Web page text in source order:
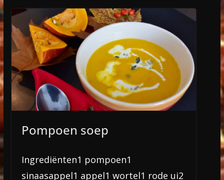
Pompoen soep
Ingrediënten1 pompoen1
sinaasappel1 appel1 wortel1 rode ui2